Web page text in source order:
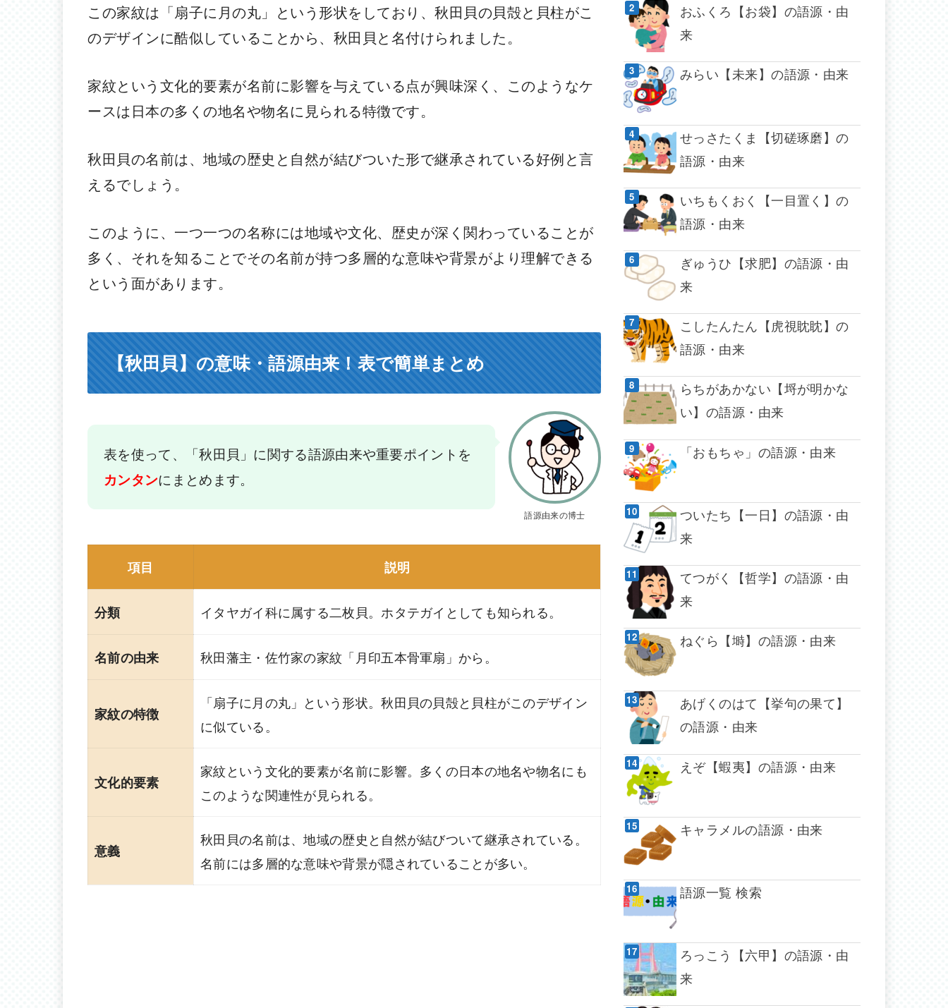
この家紋は「扇子に月の丸」という形状をしており、秋田貝の貝殻と貝柱がこ
のデザインに酷似していることから、秋田貝と名付けられました。
家紋という文化的要素が名前に影響を与えている点が興味深く、このようなケ
ースは日本の多くの地名や物名に見られる特徴です。
秋田貝の名前は、地域の歴史と自然が結びついた形で継承されている好例と言
えるでしょう。
このように、一つ一つの名称には地域や文化、歴史が深く関わっていることが
多く、それを知ることでその名前が持つ多層的な意味や背景がより理解できる
という面があります。
【秋田貝】の意味・語源由来！表で簡単まとめ
語源由来の博士
表を使って、「秋田貝」に関する語源由来や重要ポイントを
カンタンにまとめます。
項目 説明
分類 イタヤガイ科に属する二枚貝。ホタテガイとしても知られる。
名前の由来 秋田藩主・佐竹家の家紋「月印五本骨軍扇」から。
家紋の特徴
「扇子に月の丸」という形状。秋田貝の貝殻と貝柱がこのデザイン
に似ている。
文化的要素
家紋という文化的要素が名前に影響。多くの日本の地名や物名にも
このような関連性が見られる。
意義
秋田貝の名前は、地域の歴史と自然が結びついて継承されている。
名前には多層的な意味や背景が隠されていることが多い。
おふくろ【お袋】の語源・由
来
みらい【未来】の語源・由来
せっさたくま【切磋琢磨】の
語源・由来
いちもくおく【一目置く】の
語源・由来
ぎゅうひ【求肥】の語源・由
来
こしたんたん【虎視眈眈】の
語源・由来
らちがあかない【埒が明かな
い】の語源・由来
「おもちゃ」の語源・由来
ついたち【一日】の語源・由
来
てつがく【哲学】の語源・由
来
ねぐら【塒】の語源・由来
あげくのはて【挙句の果て】
の語源・由来
えぞ【蝦夷】の語源・由来
キャラメルの語源・由来
語源一覧 検索
ろっこう【六甲】の語源・由
来